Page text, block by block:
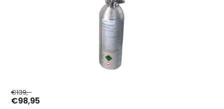
€139,-
€98,95